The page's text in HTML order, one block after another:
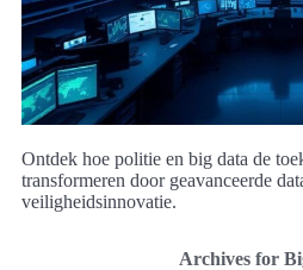
Ontdek hoe politie en big data de
transformeren door geavanceerde
veiligheidsinnovatie.
Archives for